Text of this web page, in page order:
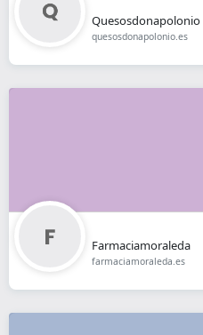
Quesosdonapolonio
quesosdonapolonio.es
Farmaciamoraleda
farmaciamoraleda.es